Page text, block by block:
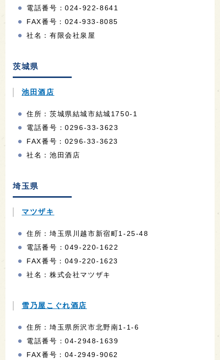
電話番号：024-922-8641
FAX番号：024-933-8085
社名：有限会社泉屋
茨城県
池田酒店
住所：茨城県結城市結城1750-1
電話番号：0296-33-3623
FAX番号：0296-33-3623
社名：池田酒店
埼玉県
マツザキ
住所：埼玉県川越市新宿町1-25-48
電話番号：049-220-1622
FAX番号：049-220-1623
社名：株式会社マツザキ
雪乃屋こぐれ酒店
住所：埼玉県所沢市北野南1-1-6
電話番号：04-2948-1639
FAX番号：04-2949-9062